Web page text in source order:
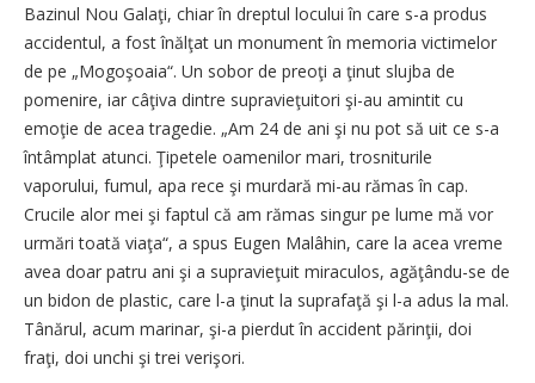
Bazinul Nou Galaţi, chiar în dreptul locului în care s-a produs
accidentul, a fost înălţat un monument în memoria victimelor
de pe „Mogoşoaia“. Un sobor de preoţi a ţinut slujba de
pomenire, iar câţiva dintre supravieţuitori şi-au amintit cu
emoţie de acea tragedie. „Am 24 de ani şi nu pot să uit ce s-a
întâmplat atunci. Ţipetele oamenilor mari, trosniturile
vaporului, fumul, apa rece şi murdară mi-au rămas în cap.
Crucile alor mei şi faptul că am rămas singur pe lume mă vor
urmări toată viaţa“, a spus Eugen Malâhin, care la acea vreme
avea doar patru ani şi a supravieţuit miraculos, agăţându-se de
un bidon de plastic, care l-a ţinut la suprafaţă şi l-a adus la mal.
Tânărul, acum marinar, şi-a pierdut în accident părinţii, doi
fraţi, doi unchi şi trei verişori.